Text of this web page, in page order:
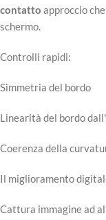
contatto approccio
schermo.
Controlli rapidi:
Simmetria del bordo
Linearità del bordo
Coerenza della
Il miglioramento
Cattura immagine ad